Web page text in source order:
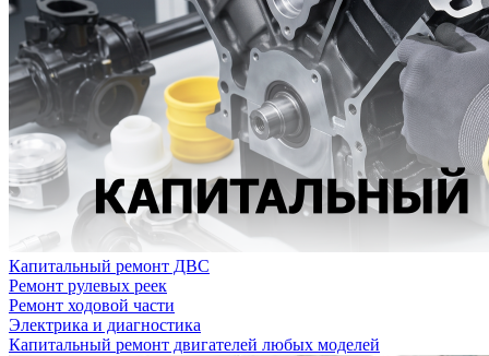
Капитальный ремонт ДВС
Ремонт рулевых реек
Ремонт ходовой части
Электрика и диагностика
Капитальный ремонт двигателей любых моделей